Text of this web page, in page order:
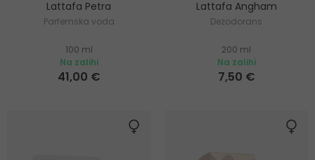
Lattafa Petra
Parfemska voda
100 ml
Na zalihi
41,00 €
Lattafa Angham
Dezodorans
200 ml
Na zalihi
7,50 €